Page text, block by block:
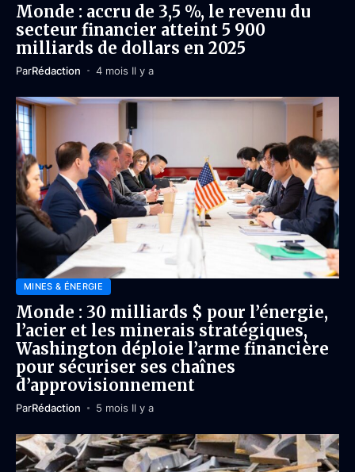
Monde : accru de 3,5 %, le revenu du
secteur financier atteint 5 900
milliards de dollars en 2025
ParRédaction 4 mois Il y a
MINES & ÉNERGIE
Monde : 30 milliards $ pour l’énergie,
l’acier et les minerais stratégiques,
Washington déploie l’arme financière
pour sécuriser ses chaînes
d’approvisionnement
ParRédaction 5 mois Il y a